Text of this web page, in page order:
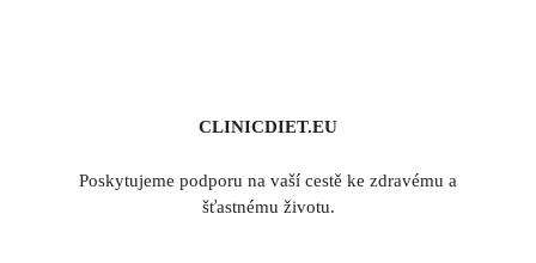
CLINICDIET.EU
Poskytujeme podporu na vaší cestě ke zdravému a
šťastnému životu.